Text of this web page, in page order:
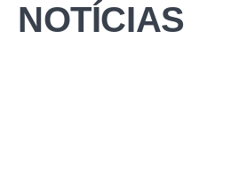
NOTÍCIAS